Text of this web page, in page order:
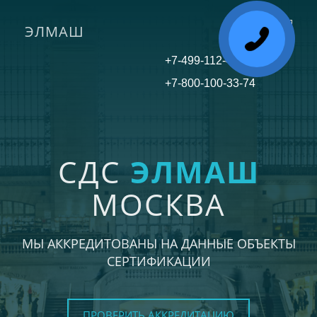
Toggle
ЭЛМАШ
СДС ЭЛМАШ
МОСКВА
МЫ АККРЕДИТОВАНЫ НА ДАННЫЕ ОБЪЕКТЫ
СЕРТИФИКАЦИИ
+7-499-112-45-81
+7-800-100-33-74